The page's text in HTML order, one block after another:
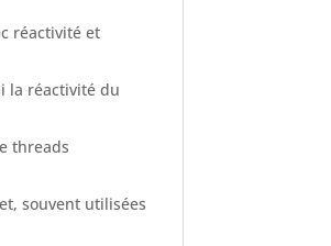
réactivité et
la réactivité du
threads
souvent utilisées